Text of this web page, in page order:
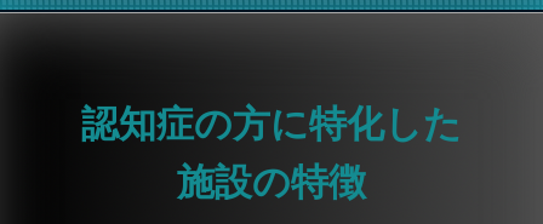
認知症の方に特化した
施設の特徴